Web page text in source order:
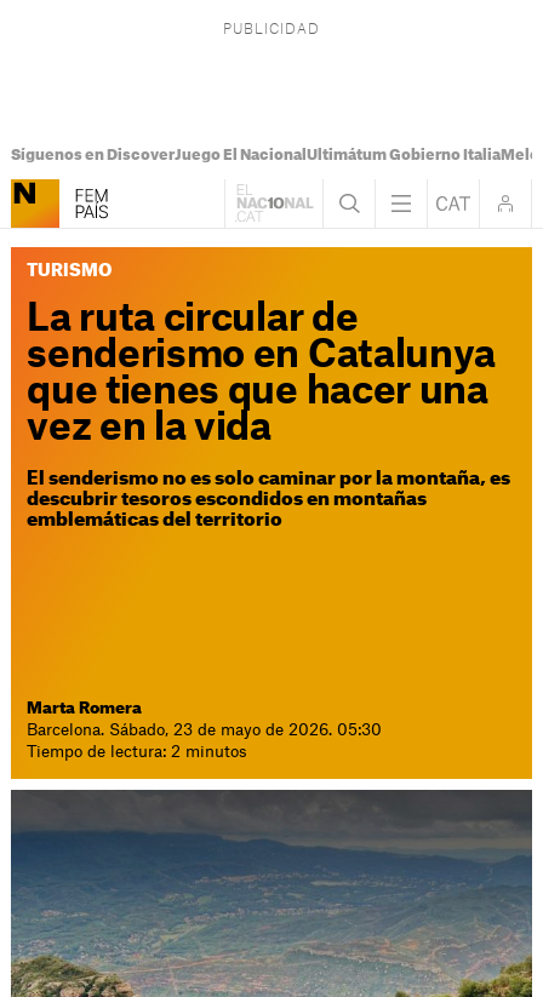
Síguenos en DiscoverJuego El Nacional Ultimátum Gobierno Italia
TURISMO
La ruta circular de
senderismo en Catalunya
que tienes que hacer una
vez en la vida
El senderismo no es solo caminar por la montaña, es
descubrir tesoros escondidos en montañas
emblemáticas del territorio
Marta Romera
Barcelona. Sábado, 23 de mayo de 2026. 05:30
Tiempo de lectura: 2 minutos